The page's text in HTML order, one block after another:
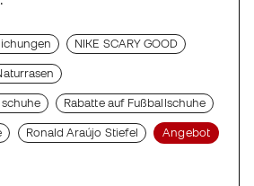
NIKE SCARY GOOD
Rabatte auf Fußballschuhe
Ronald Araújo Stiefel Angebot